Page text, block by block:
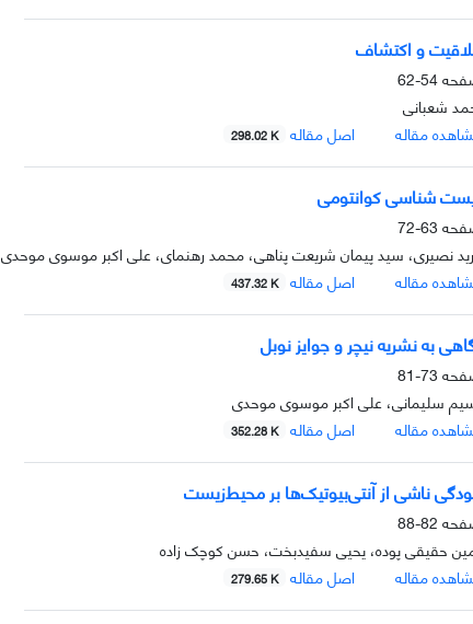
و اکتشاف
54-62
شعبانی
مقاله
اصل مقاله 298.02 K
شناسی کوانتومی
63-72
نصیری، سید پیمان شریعت پناهی، محمد رهنمای، علی اکبر موسوی موحدی
مقاله
اصل مقاله 437.32 K
به نشریه نیچر و جوایز نوبل
73-81
سلیمانی، علی اکبر موسوی موحدی
مقاله
اصل مقاله 352.28 K
ناشی از آنتی‌بیوتیک‌ها بر محیط‌زیست
82-88
حقیقی پوده، یحیی سفیدبخت، حسن کوچک زاده
مقاله
اصل مقاله 279.65 K